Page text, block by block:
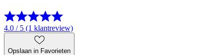
4.0 / 5 (1 klantreview)
Opslaan in Favorieten